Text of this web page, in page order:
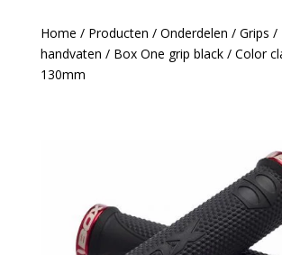
Home / Producten / Onderdelen / Grips /
handvaten / Box One grip black / Color
130mm